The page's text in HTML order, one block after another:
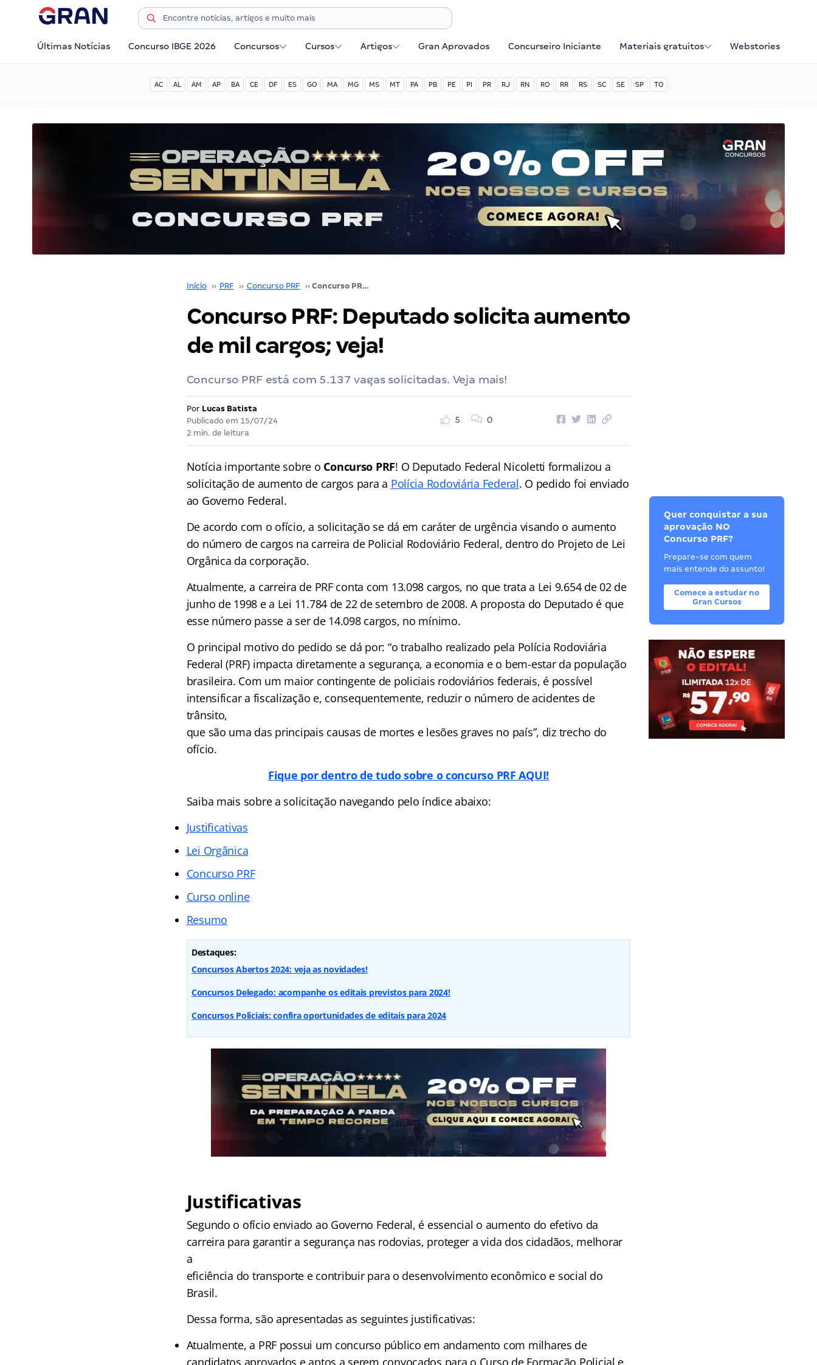
Últimas Notícias Concurso IBGE 2026 Concursos Cursos Artigos Gran Aprovados Concurseiro Iniciante Materiais gratuitos Webstories
AC AL AM AP BA CE DF ES GO MA MG MS MT PA PB PE PI PR RJ RN RO RR RS SC SE SP TO
Início ›› PRF ›› Concurso PRF ›› Concurso PRF: Deputado solicita aumento de mil cargos; veja!
Concurso PRF: Deputado solicita aumento
de mil cargos; veja!
Concurso PRF está com 5.137 vagas solicitadas. Veja mais!
Por Lucas Batista
Publicado em 15/07/24
2 min. de leitura
5 0
Notícia importante sobre o Concurso PRF! O Deputado Federal Nicoletti formalizou a
solicitação de aumento de cargos para a Polícia Rodoviária Federal. O pedido foi enviado
ao Governo Federal.
De acordo com o ofício, a solicitação se dá em caráter de urgência visando o aumento
do número de cargos na carreira de Policial Rodoviário Federal, dentro do Projeto de Lei
Orgânica da corporação.
Atualmente, a carreira de PRF conta com 13.098 cargos, no que trata a Lei 9.654 de 02 de
junho de 1998 e a Lei 11.784 de 22 de setembro de 2008. A proposta do Deputado é que
esse número passe a ser de 14.098 cargos, no mínimo.
O principal motivo do pedido se dá por: “o trabalho realizado pela Polícia Rodoviária
Federal (PRF) impacta diretamente a segurança, a economia e o bem-estar da população
brasileira. Com um maior contingente de policiais rodoviários federais, é possível
intensificar a fiscalização e, consequentemente, reduzir o número de acidentes de
trânsito,
que são uma das principais causas de mortes e lesões graves no país”, diz trecho do
ofício.
Fique por dentro de tudo sobre o concurso PRF AQUI!
Saiba mais sobre a solicitação navegando pelo índice abaixo:
Justificativas
Lei Orgânica
Concurso PRF
Curso online
Resumo
Destaques:
Concursos Abertos 2024: veja as novidades!
Concursos Delegado: acompanhe os editais previstos para 2024!
Concursos Policiais: confira oportunidades de editais para 2024
Justificativas
Segundo o ofício enviado ao Governo Federal, é essencial o aumento do efetivo da
carreira para garantir a segurança nas rodovias, proteger a vida dos cidadãos, melhorar
a
eficiência do transporte e contribuir para o desenvolvimento econômico e social do
Brasil.
Dessa forma, são apresentadas as seguintes justificativas:
Atualmente, a PRF possui um concurso público em andamento com milhares de
Quer conquistar a sua
aprovação NO
Concurso PRF?
Prepare-se com quem
mais entende do assunto!
Comece a estudar no
Gran Cursos